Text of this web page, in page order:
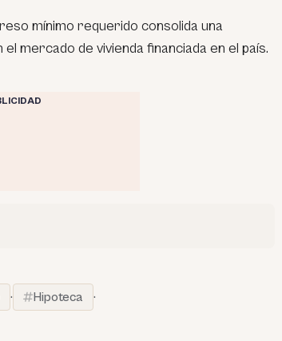
mínimo requerido consolida una
mercado de vivienda financiada en el país.
· Hipoteca
·